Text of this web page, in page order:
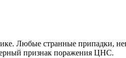
Любые странные припадки,
признак поражения ЦНС.